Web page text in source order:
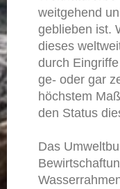
weitgehend
geblieben ist.
dieses
durch
ge- oder gar
höchstem
den Status
Das